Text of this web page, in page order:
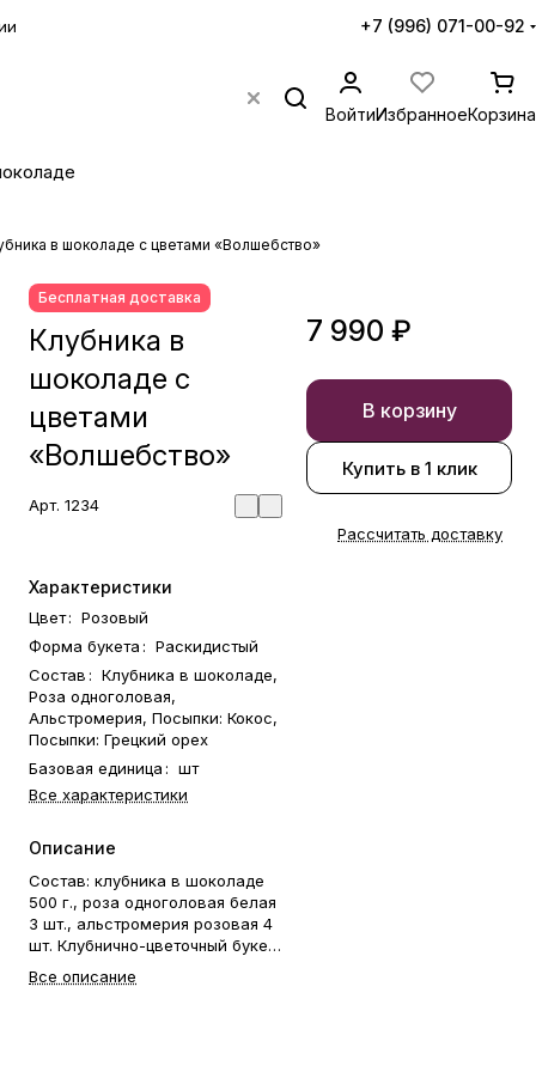
+7 (996) 071-00-92
ВойтиИзбранноеКорзина
в шоколаде с цветами «Волшебство»
Бесплатная доставка
Клубника в
шоколаде с
цветами
«Волшебство»
Арт. 1234
Характеристики
Цвет: Розовый
Форма букета : Раскидистый
Состав : Клубника в шоколаде,
Роза одноголовая,
Альстромерия, Посыпки: Кокос,
Посыпки: Грецкий орех
Базовая единица : шт
Все характеристики
Описание
Состав: клубника в шоколаде
500 г., роза одноголовая белая
3 шт., альстромерия розовая 4
шт. Клубнично-цветочный букет
подарок, в котором свежая
Все описание
7 990 ₽
В корзину
Купить в 1 клик
Рассчитать доставку